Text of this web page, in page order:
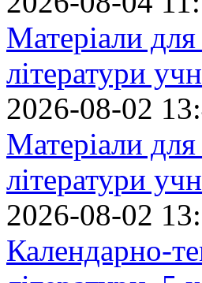
Матеріали для
літератури
2026-08-02
Матеріали для
літератури
2026-08-02
Календарно-